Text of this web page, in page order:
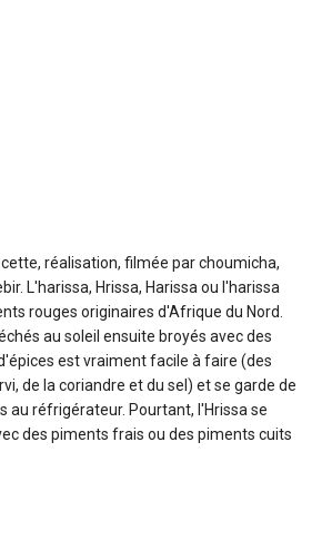
réalisation, filmée par choumicha,
L'harissa, Hrissa, Harissa ou l'harissa
rouges originaires d'Afrique du Nord.
au soleil ensuite broyés avec des
est vraiment facile à faire (des
de la coriandre et du sel) et se garde de
au réfrigérateur. Pourtant, l'Hrissa se
des piments frais ou des piments cuits